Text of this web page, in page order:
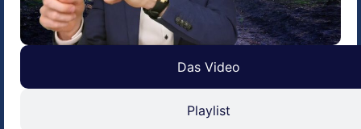
Das Video
Playlist